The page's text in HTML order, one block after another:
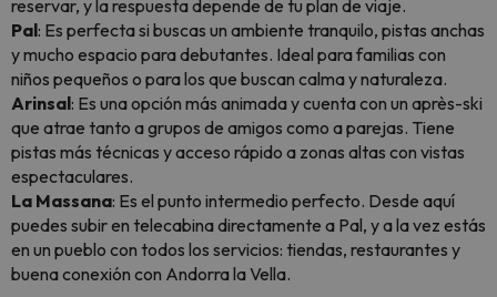
reservar, y la respuesta depende de tu plan de viaje.
Pal: Es perfecta si buscas un ambiente tranquilo, pistas anchas
y mucho espacio para debutantes. Ideal para familias con
niños pequeños o para los que buscan calma y naturaleza.
Arinsal: Es una opción más animada y cuenta con un après-ski
que atrae tanto a grupos de amigos como a parejas. Tiene
pistas más técnicas y acceso rápido a zonas altas con vistas
espectaculares.
La Massana: Es el punto intermedio perfecto. Desde aquí
puedes subir en telecabina directamente a Pal, y a la vez estás
en un pueblo con todos los servicios: tiendas, restaurantes y
buena conexión con Andorra la Vella.